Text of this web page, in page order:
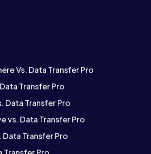
Vs. Data Transfer Pro
Transfer Pro
Data Transfer Pro
vs. Data Transfer Pro
Transfer Pro